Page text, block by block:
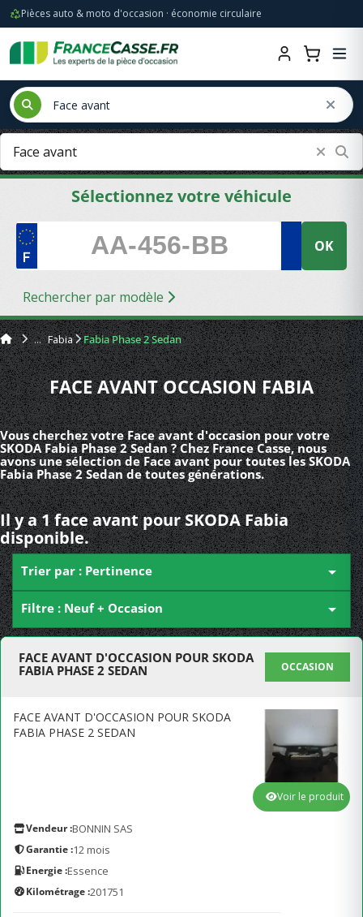
Pièces auto & moto d'occasion · économie circulaire
Sélectionnez votre véhicule
OK
Rechercher par modèle
Fabia Fabia Phase 2 Sedan
FACE AVANT OCCASION FABIA
Vous cherchez votre Face avant d'occasion pour votre
SKODA Fabia Phase 2 Sedan ? Chez France Casse, nous
avons une sélection de Face avant pour toutes les SKODA
Fabia Phase 2 Sedan de toutes générations.
Il y a 1 face avant pour SKODA Fabia
disponible.
Trier par : Pertinence 
Filtre : Neuf + Occasion 
FACE AVANT D'OCCASION POUR SKODA
FABIA PHASE 2 SEDAN
OCCASION
FACE AVANT D'OCCASION POUR SKODA
FABIA PHASE 2 SEDAN
Vendeur :BONNIN SAS
Garantie :12 mois
Energie :Essence
Kilométrage :201751
Voir le produit